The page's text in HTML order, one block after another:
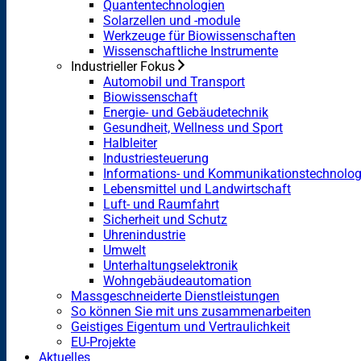
Quantentechnologien
Solarzellen und -module
Werkzeuge für Biowissenschaften
Wissenschaftliche Instrumente
Industrieller Fokus
Automobil und Transport
Biowissenschaft
Energie- und Gebäudetechnik
Gesundheit, Wellness und Sport
Halbleiter
Industriesteuerung
Informations- und
Lebensmittel und Landwirtschaft
Luft- und Raumfahrt
Sicherheit und Schutz
Uhrenindustrie
Umwelt
Unterhaltungselektronik
Wohngebäudeautomation
Massgeschneiderte Dienstleistungen
So können Sie mit uns zusammenarbeiten
Geistiges Eigentum und Vertraulichkeit
EU-Projekte
Aktuelles